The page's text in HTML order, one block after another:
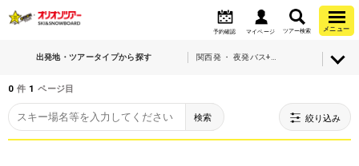
予約確認 マイページ ツアー検索 メニュー
出発地・ツアータイプから探す
0 件 1 ページ目
検索 絞り込み